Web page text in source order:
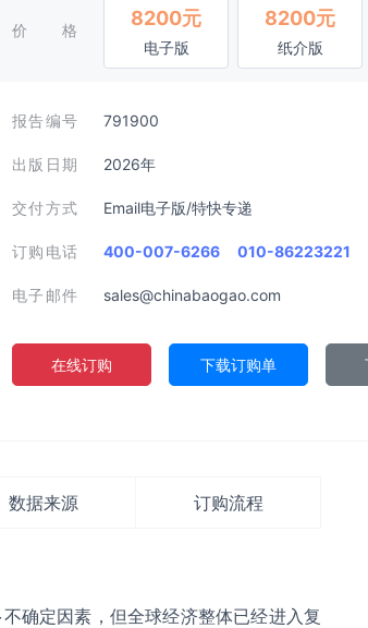
价格
8200元
电子版
8200元
纸介版
报告编号 791900
出版日期 2026年
交付方式 Email电子版/特快专递
订购电话 400-007-6266 010-86223221
电子邮件 sales@chinabaogao.com
在线订购 下载订购单
数据来源 订购流程
确定因素，但全球经济整体已经进入复